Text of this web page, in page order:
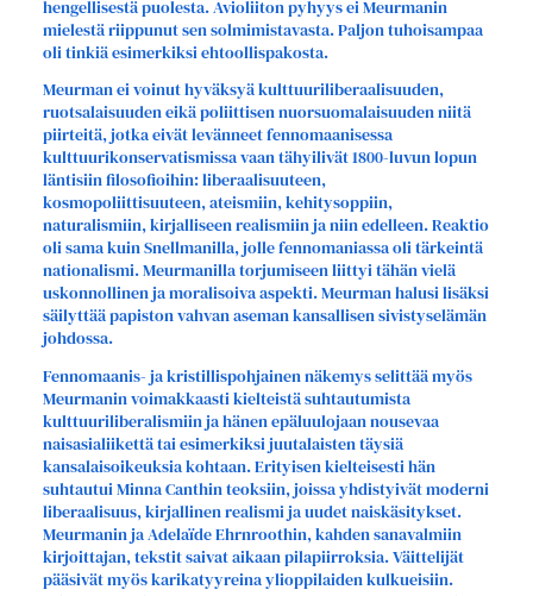
hengellisestä puolesta. Avioliiton pyhyys ei Meurmanin
mielestä riippunut sen solmimistavasta. Paljon tuhoisampaa
oli tinkiä esimerkiksi ehtoollispakosta.
Meurman ei voinut hyväksyä kulttuuriliberaalisuuden,
ruotsalaisuuden eikä poliittisen nuorsuomalaisuuden niitä
piirteitä, jotka eivät levänneet fennomaanisessa
kulttuurikonservatismissa vaan tähyilivät 1800-luvun lopun
läntisiin filosofioihin: liberaalisuuteen,
kosmopoliittisuuteen, ateismiin, kehitysoppiin,
naturalismiin, kirjalliseen realismiin ja niin edelleen. Reaktio
oli sama kuin Snellmanilla, jolle fennomaniassa oli tärkeintä
nationalismi. Meurmanilla torjumiseen liittyi tähän vielä
uskonnollinen ja moralisoiva aspekti. Meurman halusi lisäksi
säilyttää papiston vahvan aseman kansallisen sivistyselämän
johdossa.
Fennomaanis- ja kristillispohjainen näkemys selittää myös
Meurmanin voimakkaasti kielteistä suhtautumista
kulttuuriliberalismiin ja hänen epäluulojaan nousevaa
naisasialiikettä tai esimerkiksi juutalaisten täysiä
kansalaisoikeuksia kohtaan. Erityisen kielteisesti hän
suhtautui Minna Canthin teoksiin, joissa yhdistyivät moderni
liberaalisuus, kirjallinen realismi ja uudet naiskäsitykset.
Meurmanin ja Adelaïde Ehrnroothin, kahden sanavalmiin
kirjoittajan, tekstit saivat aikaan pilapiirroksia. Väittelijät
pääsivät myös karikatyyreina ylioppilaiden kulkueisiin.